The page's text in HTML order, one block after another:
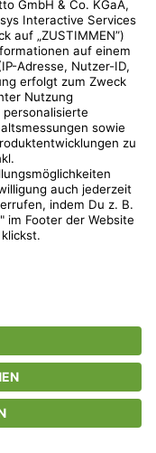
Compliance
Help Center